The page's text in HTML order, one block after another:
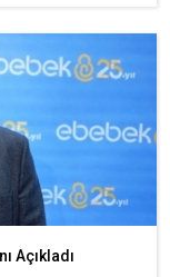
Açıkladı